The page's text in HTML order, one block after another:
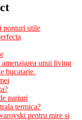
ponturi utile
unui living
bucatarie.
pariuri
termica?
pentru mire si